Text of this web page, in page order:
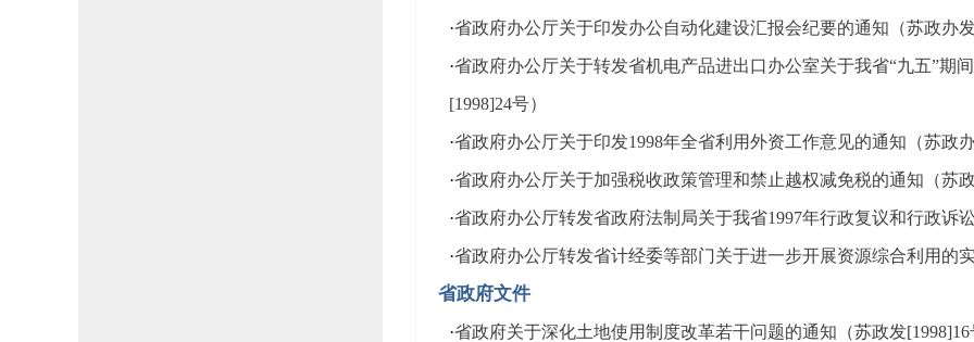
·省政府办公厅关于印发办公自动化建设汇报会纪要的通知（苏政办
·省政府办公厅关于转发省机电产品进出口办公室关于我省“九五”期
[1998]24号）
·省政府办公厅关于印发1998年全省利用外资工作意见的通知（苏政
·省政府办公厅关于加强税收政策管理和禁止越权减免税的通知（苏
·省政府办公厅转发省政府法制局关于我省1997年行政复议和行政诉
·省政府办公厅转发省计经委等部门关于进一步开展资源综合利用的
省政府文件
·省政府关于深化土地使用制度改革若干问题的通知（苏政发[1998]16